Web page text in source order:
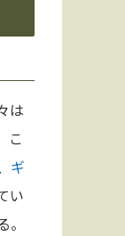
は
こ
ギ
い